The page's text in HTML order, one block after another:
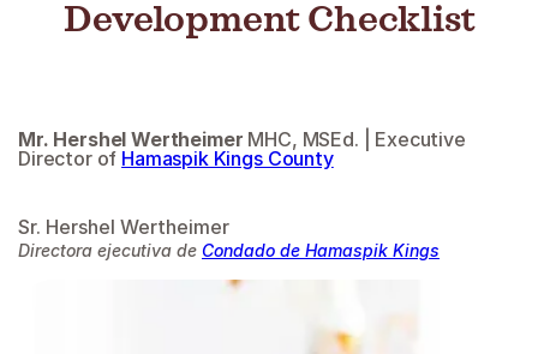
Development Checklist
Mr. Hershel Wertheimer MHC, MSEd. | Executive
Director of Hamaspik Kings County
Sr. Hershel Wertheimer
Directora ejecutiva de Condado de Hamaspik Kings